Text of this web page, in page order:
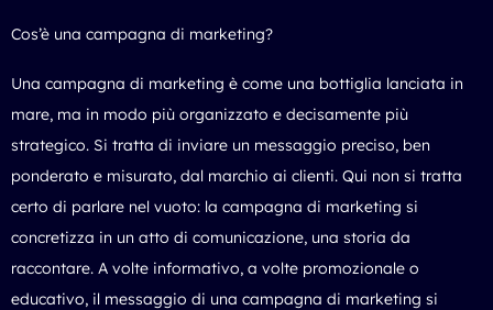
Cos’è una campagna di marketing?
Una campagna di marketing è come una bottiglia lanciata in
mare, ma in modo più organizzato e decisamente più
strategico. Si tratta di inviare un messaggio preciso, ben
ponderato e misurato, dal marchio ai clienti. Qui non si tratta
certo di parlare nel vuoto: la campagna di marketing si
concretizza in un atto di comunicazione, una storia da
raccontare. A volte informativo, a volte promozionale o
educativo, il messaggio di una campagna di marketing si